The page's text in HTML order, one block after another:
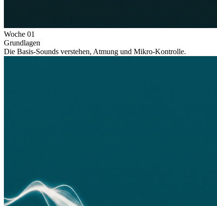
Woche 01
Grundlagen
Die Basis-Sounds verstehen, Atmung und Mikro-Kontrolle.